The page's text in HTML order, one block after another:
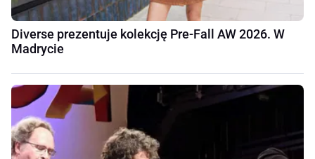
Diverse prezentuje kolekcję Pre-Fall AW 2026. W
Madrycie